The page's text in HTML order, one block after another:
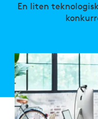
En liten